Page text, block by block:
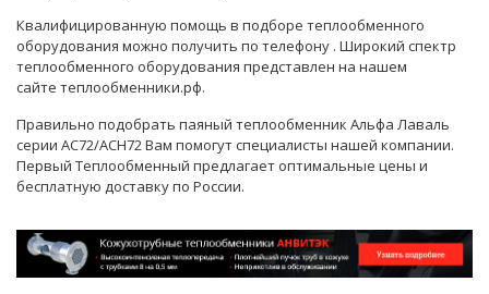
Квалифицированную помощь в подборе теплообменного
оборудования можно получить по телефону . Широкий спектр
теплообменного оборудования представлен на нашем
сайте теплообменники.рф.
Правильно подобрать паяный теплообменник Альфа Лаваль
серии AC72/ACH72 Вам помогутспециалисты нашей компании.
Первый Теплообменный предлагает оптимальные цены и
бесплатную доставку по России.